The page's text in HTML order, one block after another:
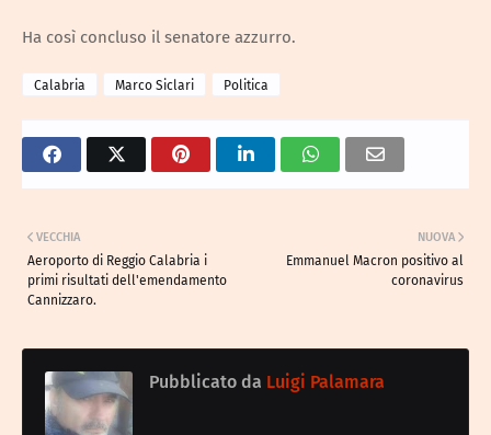
Ha così concluso il senatore azzurro.
Calabria Marco Siclari Politica
NUOVA
Emmanuel Macron positivo al
coronavirus
VECCHIA
Aeroporto di Reggio Calabria i
primi risultati dell'emendamento
Cannizzaro.
Pubblicato da Luigi Palamara